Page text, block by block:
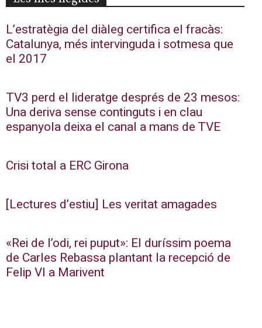
L’estratègia del diàleg certifica el fracàs:
Catalunya, més intervinguda i sotmesa que
el 2017
TV3 perd el lideratge després de 23 mesos:
Una deriva sense continguts i en clau
espanyola deixa el canal a mans de TVE
Crisi total a ERC Girona
[Lectures d’estiu] Les veritat amagades
«Rei de l’odi, rei puput»: El duríssim poema
de Carles Rebassa plantant la recepció de
Felip VI a Marivent